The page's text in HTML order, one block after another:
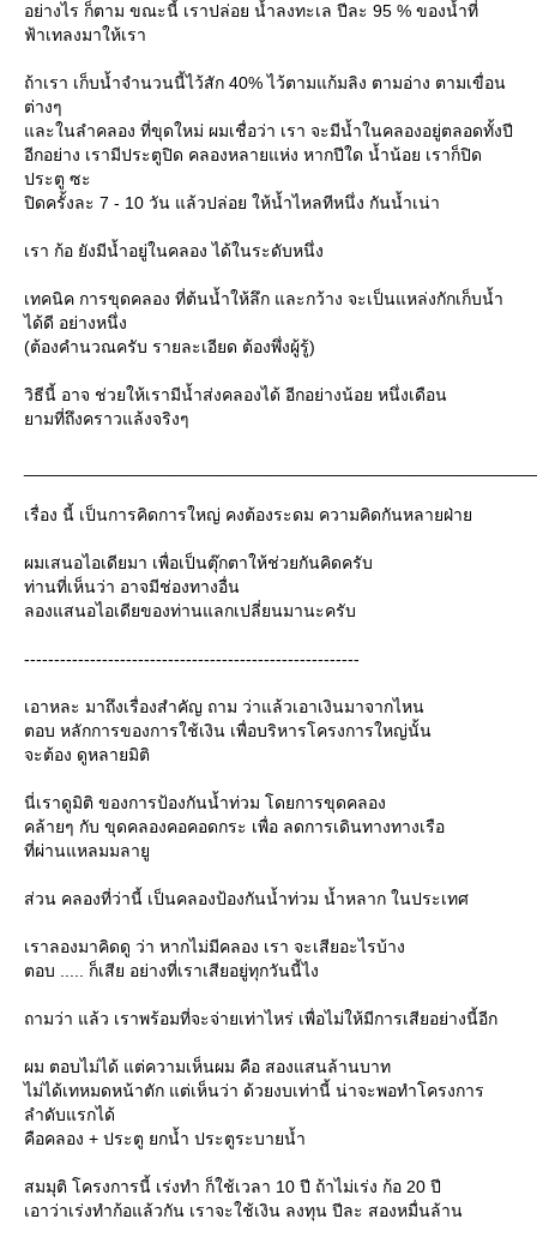
อย่างไร ก็ตาม ขณะนี้ เราปล่อย น้ำลงทะเล ปีละ 95 % ของน้ำที่
ฟ้าเทลงมาให้เรา
ถ้าเรา เก็บน้ำจำนวนนี้ไว้สัก 40% ไว้ตามแก้มลิง ตามอ่าง ตามเขื่อน
ต่างๆ
ละในลำคลอง ที่ขุดใหม่ ผมเชื่อว่า เรา จะมีน้ำในคลองอยู่ตลอดทั้งปี
อีกอย่าง เรามีประตูปิด คลองหลายแห่ง หากปีใด น้ำน้อย เราก็ปิด
ประตู ซะ
ปิดครั้งละ 7 - 10 วัน แล้วปล่อย ให้น้ำไหลทีหนึ่ง กันน้ำเน่า
เรา ก้อ ยังมีน้ำอยู่ในคลอง ได้ในระดับหนึ่ง
เทคนิค การขุดคลอง ที่ต้นน้ำให้ลึก และกว้าง จะเป็นแหล่งกักเก็บน้ำ
ได้ดี อย่างหนึ่ง
(ต้องคำนวณครับ รายละเอียด ต้องพึ่งผู้รู้)
วิธีนี้ อาจ ช่วยให้เรามีน้ำส่งคลองได้ อีกอย่างน้อย หนึ่งเดือน
ามที่ถึงคราวแล้งจริงๆ
เรื่อง นี้ เป็นการคิดการใหญ่ คงต้องระดม ความคิดกันหลายฝ่า
ผมเสนอไอเดียมา เพื่อเป็นตุ๊กตาให้ช่วยกันคิดครับ
ท่านที่เห็นว่า อาจมีช่องทางอื่น
ลองแสนอไอเดียของท่านแลกเปลี่ยนมานะครับ
--------------------------------------------------------
เอาหละ มาถึงเรื่องสำคัญ ถาม ว่าแล้วเอาเงินมาจากไหน
ตอบ หลักการของการใช้เงิน เพื่อบริหารโครงการใหญ่นั้น
จะต้อง ดูหลายมิติ
นี่เราดูมิติ ของการป้องกันน้ำท่วม โดยการขุดคลอง
คล้ายๆ กับ ขุดคลองคอคอดกระ เพื่อ ลดการเดินทางทางเรือ
ที่ผ่านแหลมมลายู
ส่วน คลองที่ว่านี้ เป็นคลองป้องกันน้ำท่วม น้ำหลาก ในประเทศ
เราลองมาคิดดู ว่า หากไม่มีคลอง เรา จะเสียอะไรบ้าง
ตอบ ..... ก็เสีย อย่างที่เราเสียอยู่ทุกวันนี้ไง
ถามว่า แล้ว เราพร้อมที่จะจ่ายเท่าไหร่ เพื่อไม่ให้มีการเสียอย่างนี้อีก
ผม ตอบไม่ได้ แต่ความเห็นผม คือ สองแสนล้านบาท
ไม่ได้เทหมดหน้าตัก แต่เห็นว่า ด้วยงบเท่านี้ น่าจะพอทำโครงการ
ลำดับแรกได้
คือคลอง + ประตู ยกน้ำ ประตูระบายน้ำ
สมมุติ โครงการนี้ เร่งทำ ก็ใช้เวลา 10 ปี ถ้าไม่เร่ง ก้อ 20 ปี
เอาว่าเร่งทำก้อแล้วกัน เราจะใช้เงิน ลงทุน ปีละ สองหมื่นล้าน